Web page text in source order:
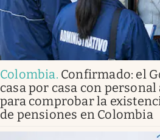
Colombia. Confirmado: el
casa por casa con
para comprobar la
de pensiones en Colombia